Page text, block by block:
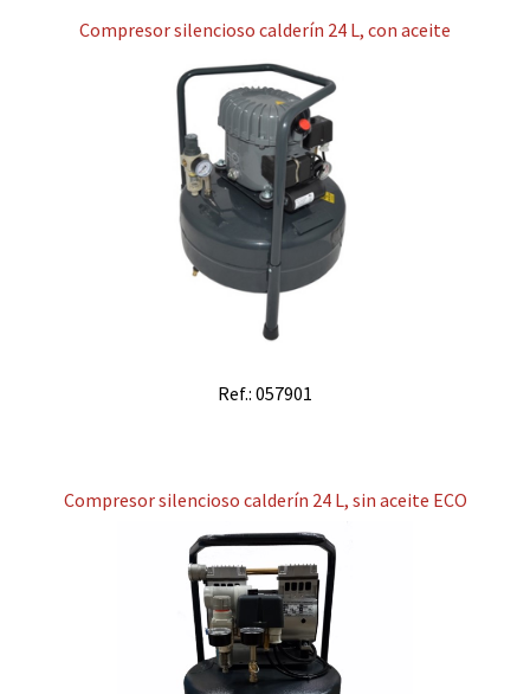
Compresor silencioso calderín 24 L, con aceite
Ref.: 057901
Compresor silencioso calderín 24 L, sin aceite ECO